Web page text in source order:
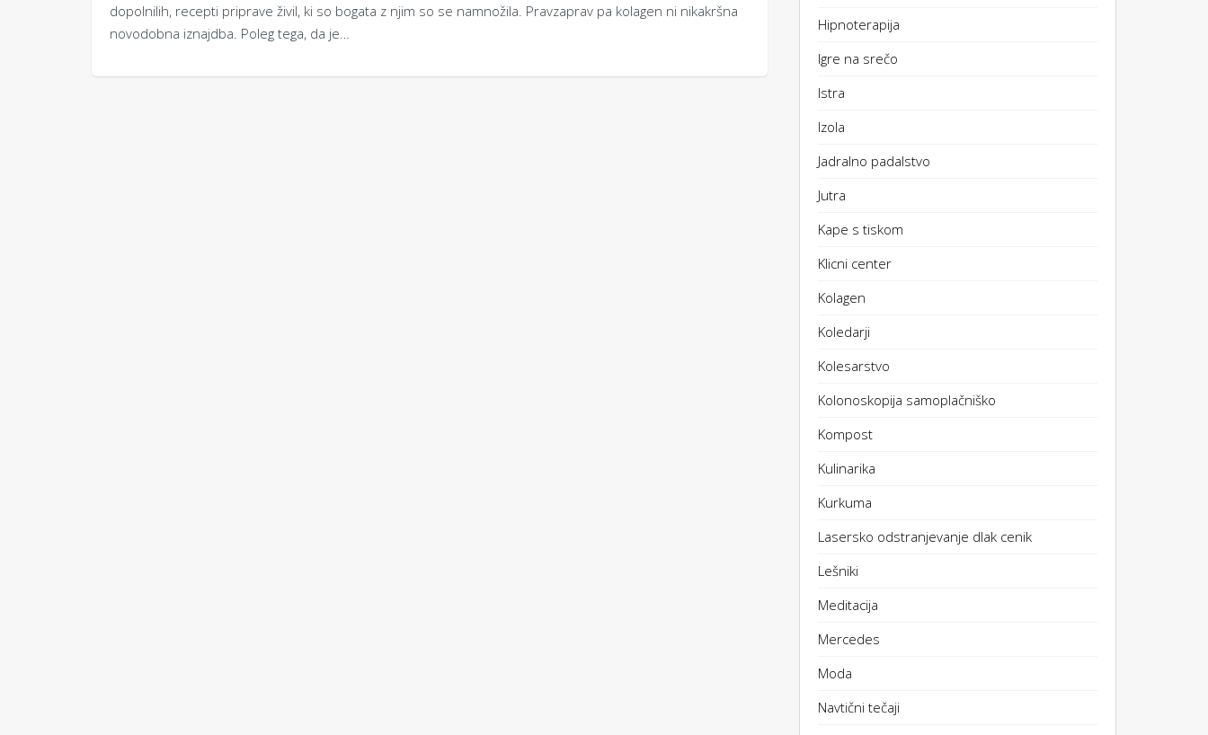
dopolnilih, recepti priprave živil, ki so bogata z njim so se namnožila. Pravzaprav pa kolagen ni nikakršna
novodobna iznajdba. Poleg tega, da je…
Hipnoterapija
Igre na srečo
Istra
Izola
Jadralno padalstvo
Jutra
Kape s tiskom
Klicni center
Kolagen
Koledarji
Kolesarstvo
Kolonoskopija samoplačniško
Kompost
Kulinarika
Kurkuma
Lasersko odstranjevanje dlak cenik
Lešniki
Meditacija
Mercedes
Moda
Navtični tečaji